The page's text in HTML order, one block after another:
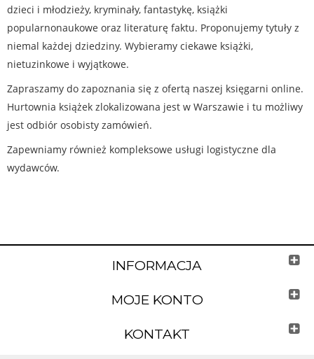
dzieci i młodzieży, kryminały, fantastykę, książki
popularnonaukowe oraz literaturę faktu. Proponujemy tytuły z
niemal każdej dziedziny. Wybieramy ciekawe książki,
nietuzinkowe i wyjątkowe.
Zapraszamy do zapoznania się z ofertą naszej księgarni online.
Hurtownia książek zlokalizowana jest w Warszawie i tu możliwy
jest odbiór osobisty zamówień.
Zapewniamy również kompleksowe usługi logistyczne dla
wydawców.
INFORMACJA
MOJE KONTO
KONTAKT